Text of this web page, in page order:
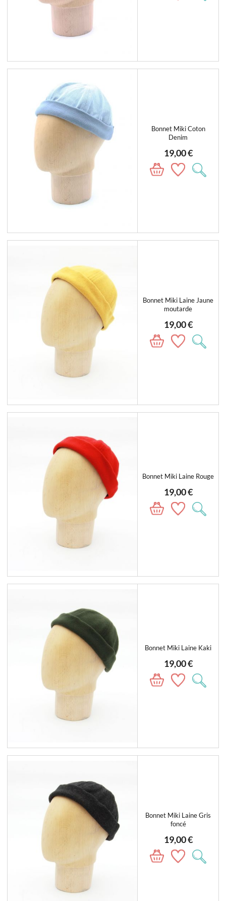
Bonnet Miki Coton
Denim
19,00 €
Bonnet Miki Laine Jaune
moutarde
19,00 €
Bonnet Miki Laine Rouge
19,00 €
Bonnet Miki Laine Kaki
19,00 €
Bonnet Miki Laine Gris
foncé
19,00 €